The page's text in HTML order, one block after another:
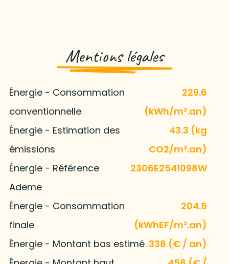
Mentions légales
Énergie - Consommation
conventionnelle
229.6
(kWh/m².an)
Énergie - Estimation des
émissions
43.3 (kg
CO2/m².an)
Énergie - Référence
Ademe
2306E2541098W
Énergie - Consommation
finale
204.5
(kWhEF/m².an)
Énergie - Montant bas estimé 338 (€ / an)